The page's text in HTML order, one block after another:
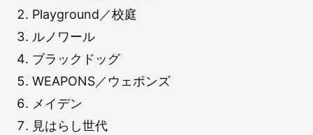
Playground／校庭
ルノワール
ブラックドッグ
WEAPONS／ウェポンズ
メイデン
見はらし世代